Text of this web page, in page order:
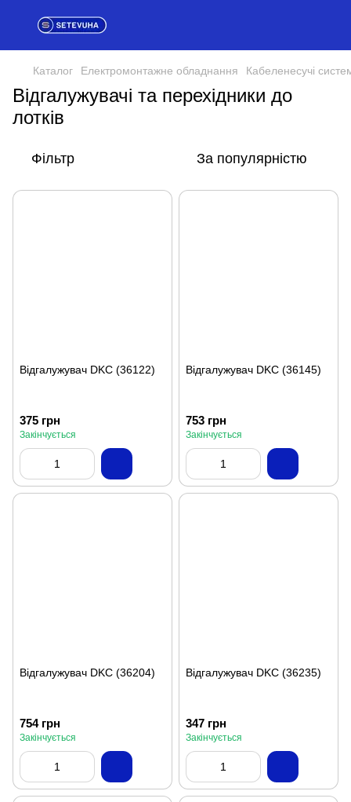
Каталог Електромонтажне обладнання Кабеленесучі
Відгалужувачі та перехідники до
лотків
Фільтр За популярністю
Відгалужувач DKC (36122)
375 грн
Закінчується
Відгалужувач DKC (36145)
753 грн
Закінчується
Відгалужувач DKC (36204)
754 грн
Закінчується
Відгалужувач DKC (36235)
347 грн
Закінчується